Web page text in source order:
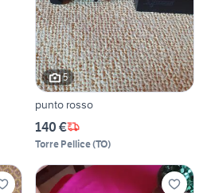
5
punto rosso
140 €
Torre Pellice(TO)